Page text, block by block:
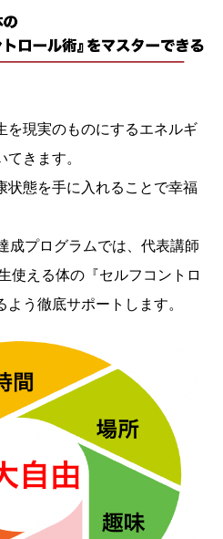
を現実のものにするエネルギ
きます。
状態を手に入れることで幸福
プログラムでは、代表講師
使える体の『セルフコントロ
う徹底サポートします。